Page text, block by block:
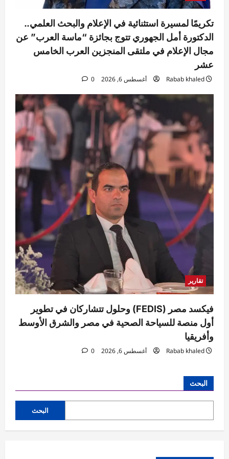
تكريمًا لمسيرة استثنائية في الإعلام والبحث العلمي..
الدكتورة أمل الجهوري تتوج بجائزة “ماسة العرب” عن
مجال الإعلام في ملتقى المنجزين العرب الخامس
عشر
Rabab khaled أغسطس 6, 2026 0
تقارير
فيكسد مصر (FEDIS) وحلول تتشاركان في تطوير
أول منصة للسياحة الصحية في مصر والشرق الأوسط
وأفريقيا
Rabab khaled أغسطس 6, 2026 0
البحث
البحث